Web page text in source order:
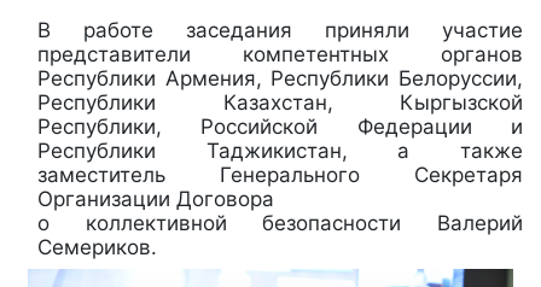
В работе заседания приняли участие
представители компетентных органов
Республики Армения, Республики Белоруссии,
Республики Казахстан, Кыргызской
Республики, Российской Федерации и
Республики Таджикистан, а также
заместитель Генерального Секретаря
Организации Договора
о коллективной безопасности Валерий
Семериков.